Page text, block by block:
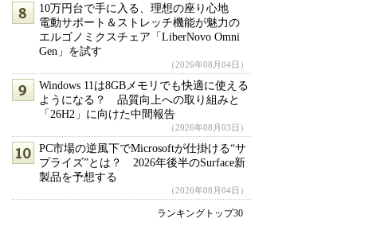
10万円台で手に入る、理想の座り心地
電動サポート＆ストレッチ機能が魅力の
エルゴノミクスチェア「LiberNovo Omni
Gen」を試す
（2026年08月04日）
Windows 11は8GBメモリでも快適に使える
ようになる？ 品質向上への取り組みと
「26H2」に向けた中間報告
（2026年08月03日）
PC市場の逆風下でMicrosoftが仕掛ける“サ
プライズ”とは？ 2026年後半のSurface新
製品を予想する
（2026年08月04日）
ランキングトップ30